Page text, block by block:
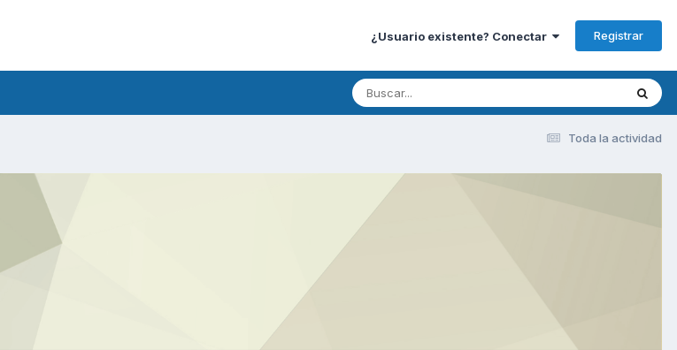
¿Usuario existente? Conectar Registrar
Toda la actividad